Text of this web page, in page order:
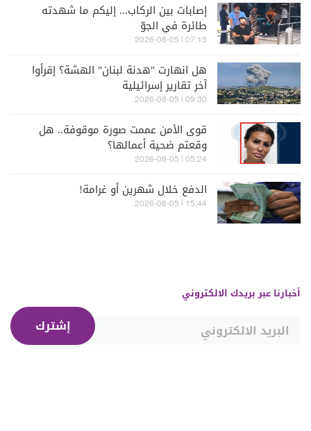
إصابات بين الركاب... إليكم ما شهدته
طائرة في الجوّ
07:15 | 2026-08-05
هل انهارت "هدنة لبنان" الهشة؟ إقرأوا
آخر تقارير إسرائيلية
09:30 | 2026-08-05
قوى الأمن عممت صورة موقوفة.. هل
وقعتم ضحية أعمالها؟
05:24 | 2026-08-05
الدفع خلال شهرين أو غرامة!
15:44 | 2026-08-05
أخبارنا عبر بريدك الالكتروني
إشترك